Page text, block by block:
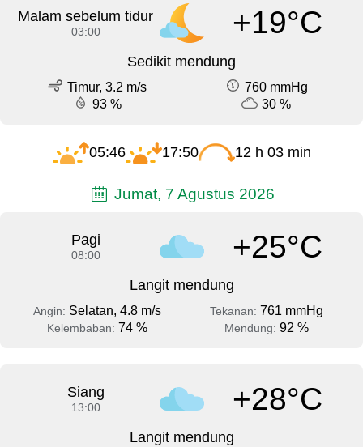
Malam sebelum tidur
03:00 +19°C
Sedikit mendung
Timur, 3.2 m/s
760 mmHg
93 %
30 %
05:46 17:50 12 h 03 min
Jumat, 7 Agustus 2026
Pagi
08:00 +25°C
Langit mendung
Angin: Selatan, 4.8 m/s Tekanan: 761 mmHg
Kelembaban: 74 % Mendung: 92 %
Siang
13:00 +28°C
Langit mendung